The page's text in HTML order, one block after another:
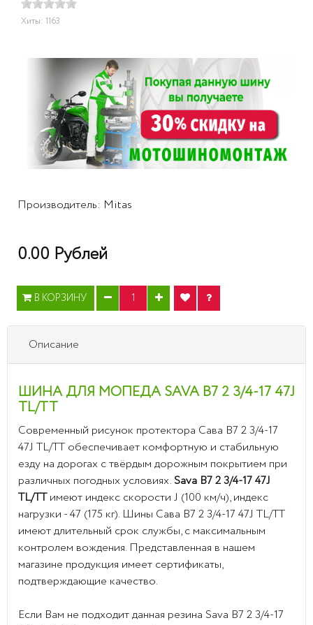
Хиты: 1163
Производитель: Mitas
0.00 Рублей
В КОРЗИНУ
Описание
ШИНА ДЛЯ МОПЕДАSAVA B7 2 3/4-17 47J
TL/TT
Современный рисунок протектора Сава B7 2 3/4-17
47J TL/TT обеспечивает комфортную и стабильную
езду на дорогах с твёрдым дорожным покрытием при
различных погодных условиях. Sava B7 2 3/4-17 47J
TL/TTимеют индекс скорости J (100 км/ч), индекс
нагрузки - 47 (175 кг). Шины Сава B7 2 3/4-17 47J TL/TT
имеют длительный срок службы, с максимальным
контролем вождения. Представленная в нашем
магазине продукция имеет сертификаты,
подтверждающие качество.
Если Вам не подходит данная резина Sava B7 2 3/4-17